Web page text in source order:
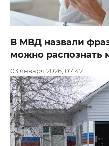
В МВД назвали
можно распознать
03 января 2026, 07:42